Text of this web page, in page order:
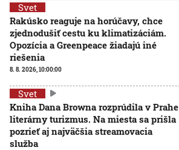
Svet
Rakúsko reaguje na horúčavy, chce
zjednodušiť cestu ku klimatizáciám.
Opozícia a Greenpeace žiadajú iné
riešenia
8. 8. 2026, 10:00:00
Svet
Kniha Dana Browna rozprúdila v Prahe
literárny turizmus. Na miesta sa prišla
pozrieť aj najväčšia streamovacia
služba